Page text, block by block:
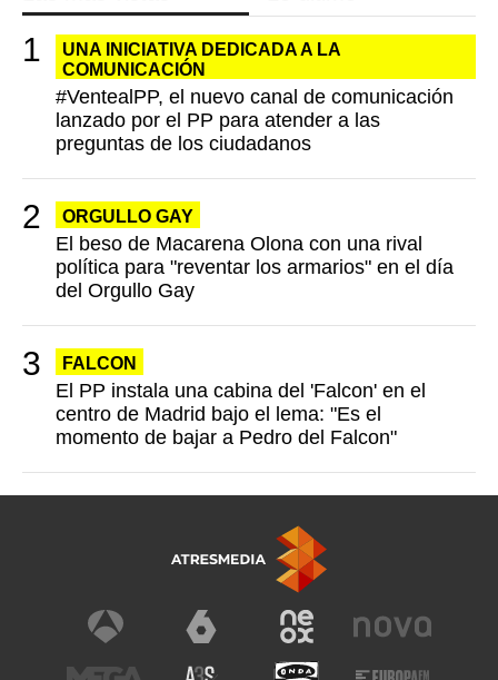
UNA INICIATIVA DEDICADA A LA
COMUNICACIÓN
#VentealPP, el nuevo canal de comunicación
lanzado por el PP para atender a las
preguntas de los ciudadanos
ORGULLO GAY
El beso de Macarena Olona con una rival
política para "reventar los armarios" en el día
del Orgullo Gay
FALCON
El PP instala una cabina del 'Falcon' en el
centro de Madrid bajo el lema: "Es el
momento de bajar a Pedro del Falcon"